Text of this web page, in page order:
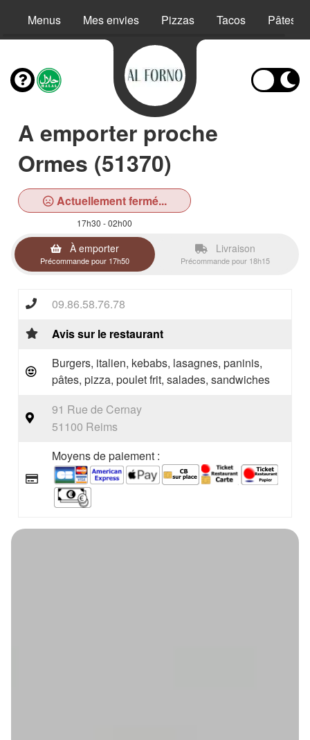
Menus Mes envies Pizzas Tacos Pâtes
A emporter proche
Ormes (51370)
Actuellement fermé...
17h30 - 02h00
À emporter
Précommande pour 17h50
Livraison
Précommande pour 18h15
09.86.58.76.78
Avis sur le restaurant
Burgers, italien, kebabs, lasagnes, paninis,
pâtes, pizza, poulet frit, salades, sandwiches
91 Rue de Cernay
51100 Reims
Moyens de paiement :